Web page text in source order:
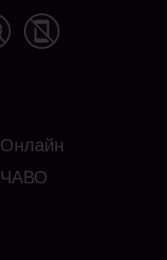
Онлайн
ЧАВО